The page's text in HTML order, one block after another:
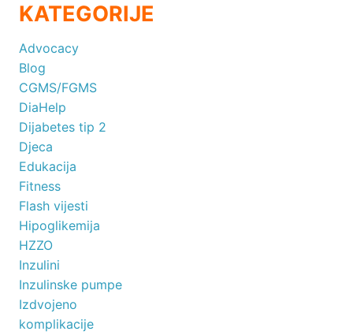
KATEGORIJE
Advocacy
Blog
CGMS/FGMS
DiaHelp
Dijabetes tip 2
Djeca
Edukacija
Fitness
Flash vijesti
Hipoglikemija
HZZO
Inzulini
Inzulinske pumpe
Izdvojeno
komplikacije